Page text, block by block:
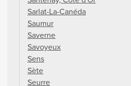
Sarlat-La-Canéda
Saumur
Saverne
Savoyeux
Sens
Sète
Seurre